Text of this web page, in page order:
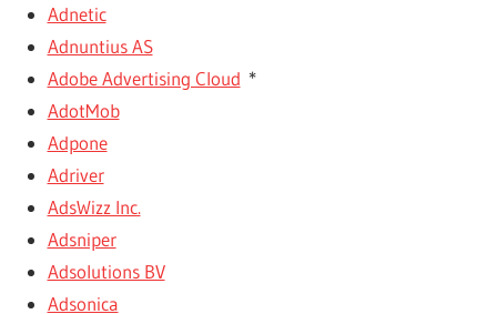
Adnetic
Adnuntius AS
Adobe Advertising Cloud *
AdotMob
Adpone
Adriver
AdsWizz Inc.
Adsniper
Adsolutions BV
Adsonica